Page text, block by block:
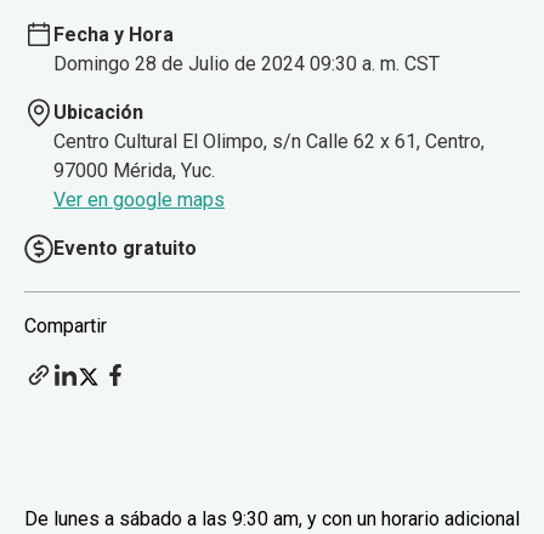
Fecha y Hora
Domingo 28 de Julio de 2024 09:30 a. m. CST
Ubicación
Centro Cultural El Olimpo, s/n Calle 62 x 61, Centro,
97000 Mérida, Yuc.
Ver en google maps
Evento gratuito
Compartir
De lunes a sábado a las 9:30 am, y con un horario adicional